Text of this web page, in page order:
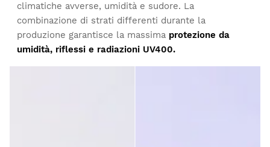
Invia il rimborso al metodo di
pagamento originale
A partire da
Molto leggero
Questa recensione ti è stata utile? Sì Segnala Condividi
climatiche avverse, umidità e sudore. La
combinazione di strati differenti durante la
produzione garantisce la massima protezione da
umidità, riflessi e radiazioni UV400.